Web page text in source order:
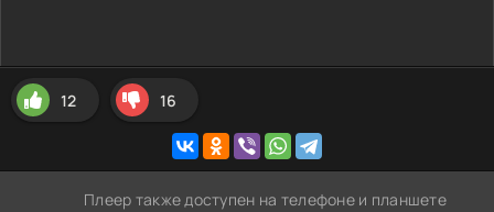
12 16
Плеер также доступен на телефоне и планшете